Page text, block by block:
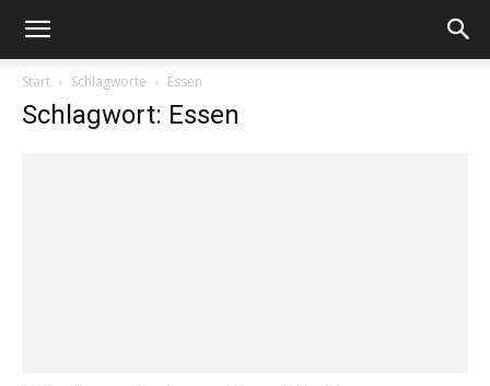
Start Schlagworte Essen
Schlagwort: Essen